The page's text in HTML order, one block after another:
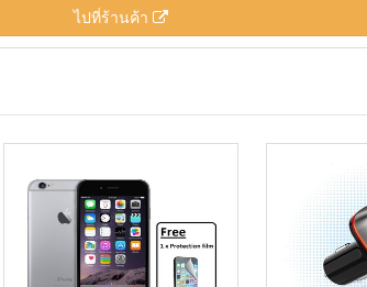
ไปที่ร้านค้า